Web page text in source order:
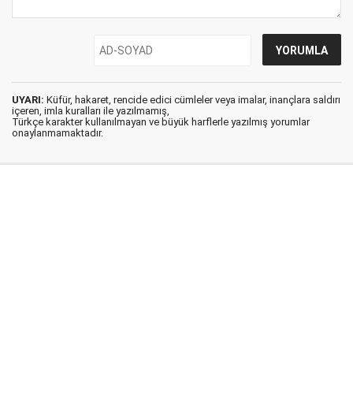
UYARI: Küfür, hakaret, rencide edici cümleler veya imalar, inançlara saldırı
içeren, imla kuralları ile yazılmamış,
Türkçe karakter kullanılmayan ve büyük harflerle yazılmış yorumlar
onaylanmamaktadır.